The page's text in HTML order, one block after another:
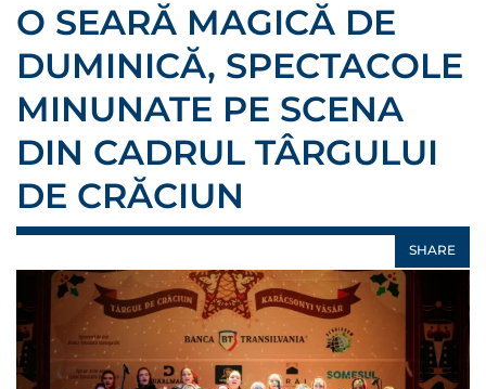
O SEARĂ MAGICĂ DE
DUMINICĂ, SPECTACOLE
MINUNATE PE SCENA
DIN CADRUL TÂRGULUI
DE CRĂCIUN
SHARE